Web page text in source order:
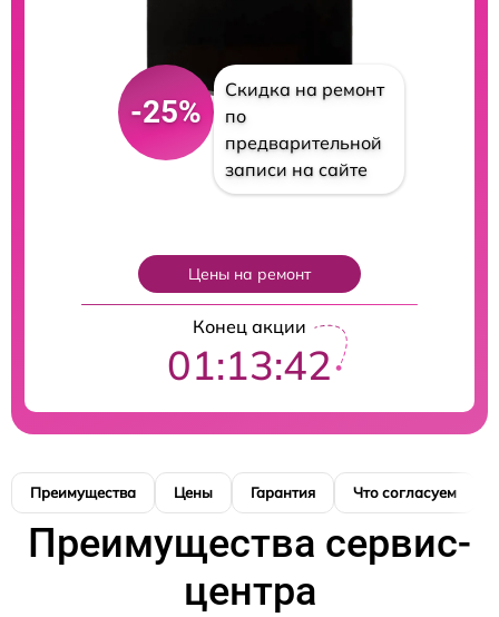
-25%
Скидка на ремонт
по
предварительной
записи на сайте
Цены на ремонт
Конец акции
01:13:41
Преимущества Цены Гарантия Что согласуем
Преимущества сервис-
центра